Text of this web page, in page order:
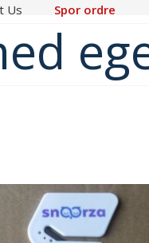
Us
Spor ordre